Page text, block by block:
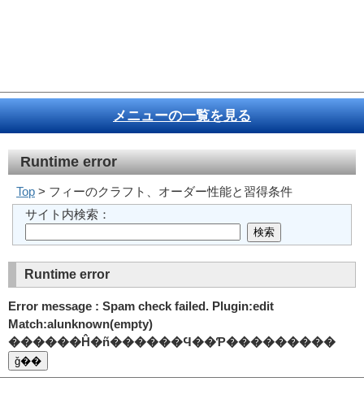
メニューの一覧を見る
Runtime error
Top > フィーのクラフト、オーダー性能と習得条件
サイト内検索：
Runtime error
Error message : Spam check failed. Plugin:edit
Match:alunknown(empty)
������Ĥ�ñ������Ϥ��Ƥ���������